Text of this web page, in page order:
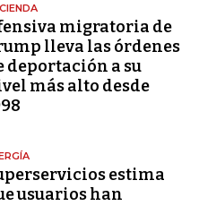
migratoria de
lleva las órdenes
deportación a su
más alto desde
estima
usuarios han